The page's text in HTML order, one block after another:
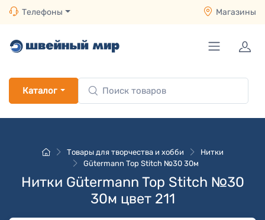
Телефоны Магазины
Каталог
Товары для творчества и хобби
Нитки
Gütermann Top Stitch №30 30м
Нитки Gütermann Top Stitch №30
30м цвет 211